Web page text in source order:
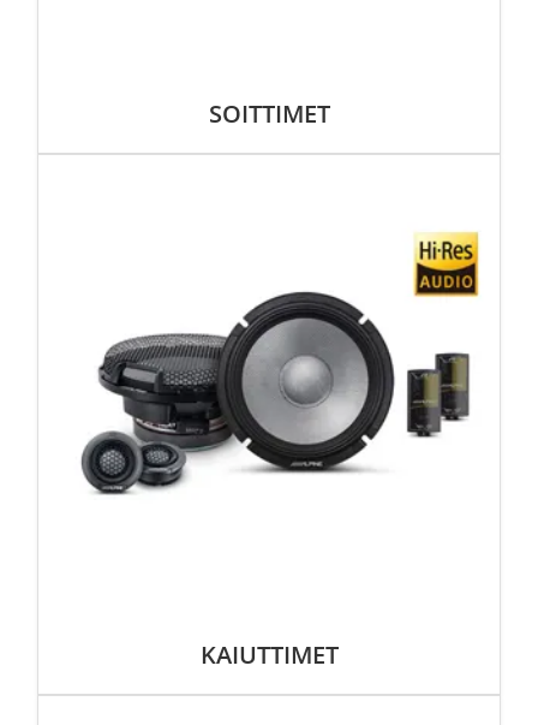
SOITTIMET
KAIUTTIMET